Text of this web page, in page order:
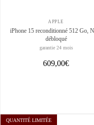
APPLE
iPhone 15 reconditionné 512 Go, Noir,
débloqué
garantie 24 mois
609,00€
QUANTITÉ LIMITÉE